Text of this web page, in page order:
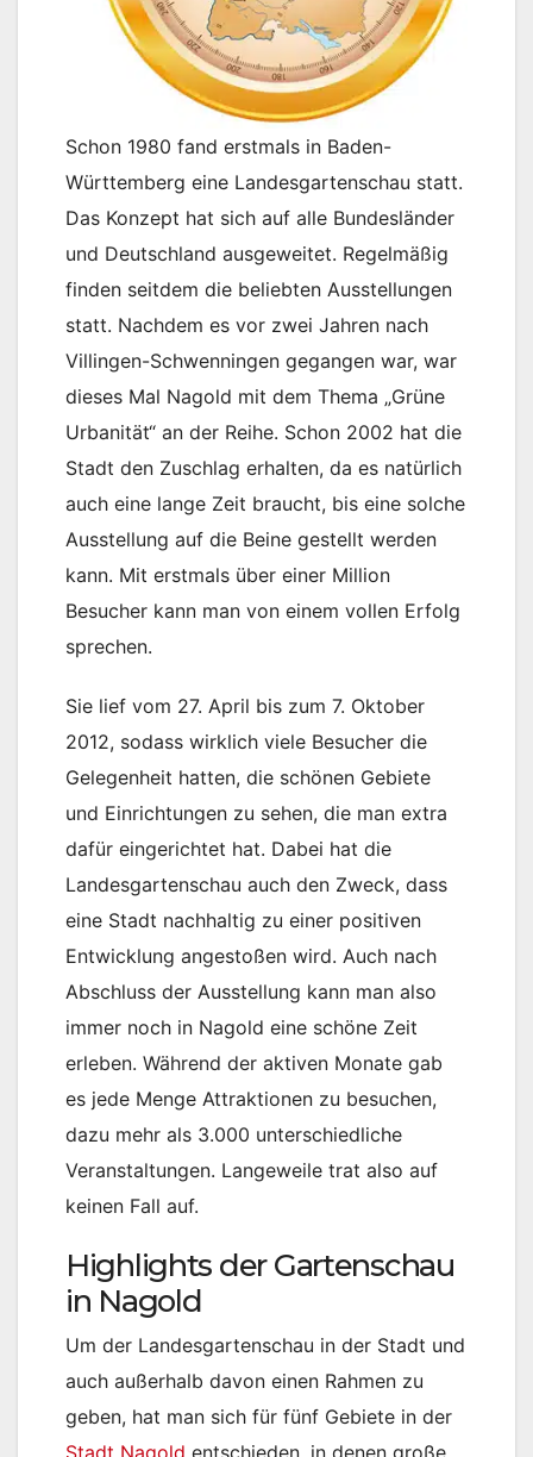
Schon 1980 fand erstmals in Baden-
Württemberg eine Landesgartenschau statt.
Das Konzept hat sich auf alle Bundesländer
und Deutschland ausgeweitet. Regelmäßig
finden seitdem die beliebten Ausstellungen
statt. Nachdem es vor zwei Jahren nach
Villingen-Schwenningen gegangen war, war
dieses Mal Nagold mit dem Thema „Grüne
Urbanität“ an der Reihe. Schon 2002 hat die
Stadt den Zuschlag erhalten, da es natürlich
auch eine lange Zeit braucht, bis eine solche
Ausstellung auf die Beine gestellt werden
kann. Mit erstmals über einer Million
Besucher kann man von einem vollen Erfolg
sprechen.
Sie lief vom 27. April bis zum 7. Oktober
2012, sodass wirklich viele Besucher die
Gelegenheit hatten, die schönen Gebiete
und Einrichtungen zu sehen, die man extra
dafür eingerichtet hat. Dabei hat die
Landesgartenschau auch den Zweck, dass
eine Stadt nachhaltig zu einer positiven
Entwicklung angestoßen wird. Auch nach
Abschluss der Ausstellung kann man also
immer noch in Nagold eine schöne Zeit
erleben. Während der aktiven Monate gab
es jede Menge Attraktionen zu besuchen,
dazu mehr als 3.000 unterschiedliche
Veranstaltungen. Langeweile trat also auf
keinen Fall auf.
Highlights der Gartenschau
in Nagold
Um der Landesgartenschau in der Stadt und
auch außerhalb davon einen Rahmen zu
geben, hat man sich für fünf Gebiete in der
Stadt Nagold entschieden, in denen große